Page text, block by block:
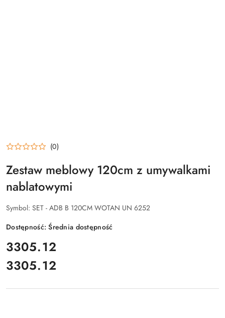
(0)
Zestaw meblowy 120cm z umywalkami
nablatowymi
Symbol: SET - ADB B 120CM WOTAN UN 6252
Dostępność:Średnia dostępność
cena:
3305.12
Cena:
3305.12